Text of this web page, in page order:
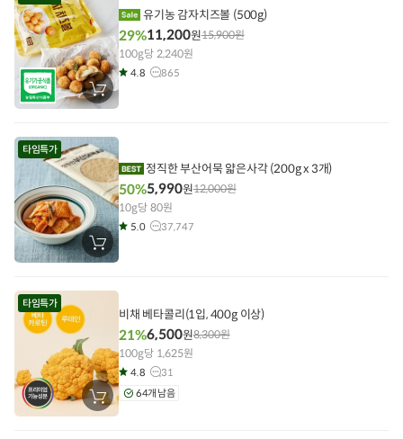
장
바
에
담
기
유기농 감자치즈볼 (500g)
29%11,200원15,900원
100g당 2,240원
4.8 865
타임특가
장
바
에
정직한 부산어묵 얇은사각 (200g x 3개)
50%5,990원12,000원
10g당 80원
5.0 37,747
타임특가
장
바
비채 베타콜리(1입, 400g 이상)
21%6,500원8,300원
100g당 1,625원
4.8
31
64개 남음